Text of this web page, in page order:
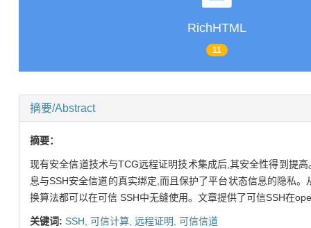
RichHTML
11
摘要/Abstract
摘要：
现有安全信道技术与TCG远程证明技术集成后,其安全性得到提
息与SSH安全信道的真实绑定,而且保护了平台状态信息的隐私
换算法都可以在可信 SSH中无缝使用。文章提供了可信SSH在
关键词: SSH, 可信计算, 远程证明, 可信信道